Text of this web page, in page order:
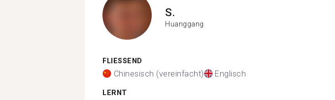
S.
Huanggang
FLIESSEND
Chinesisch (vereinfacht) Englisch
LERNT